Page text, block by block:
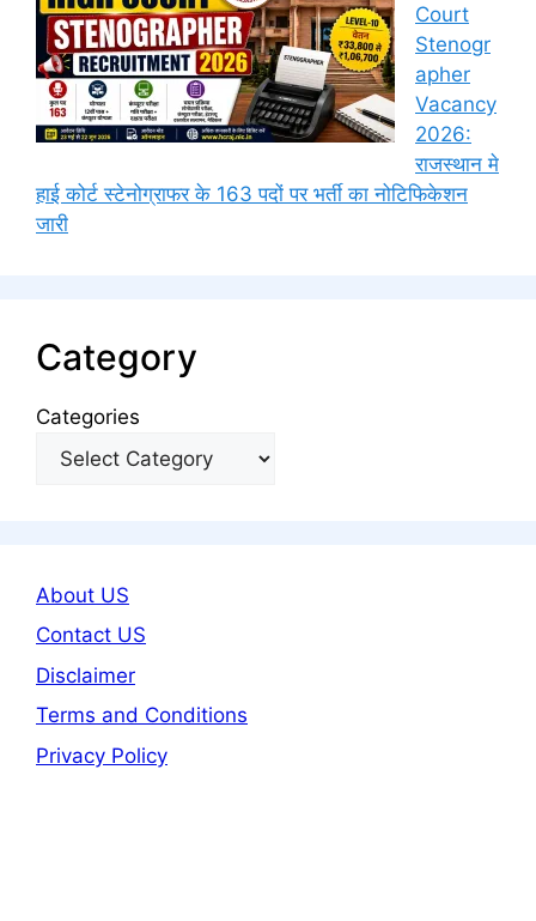
Court
Stenogr
apher
Vacancy
2026:
राजस्थान मे
हाई कोर्ट स्टेनोग्राफर के 163 पदों पर भर्ती का नोटिफिकेशन
जारी
Category
Categories
About US
Contact US
Disclaimer
Terms and Conditions
Privacy Policy